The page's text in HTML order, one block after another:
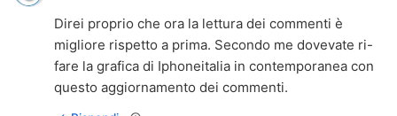
Direi proprio che ora la lettura dei commenti è
migliore rispetto a prima. Secondo me dovevate ri-
fare la grafica di Iphoneitalia in contemporanea con
questo aggiornamento dei commenti.